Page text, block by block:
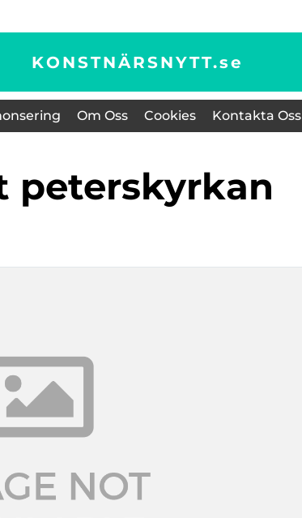
KONSTNÄRSNYTT.se
Om Oss Cookies Kontakta Oss
peterskyrkan